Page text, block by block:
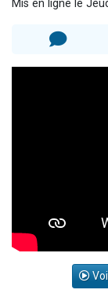
Mis en ligne le